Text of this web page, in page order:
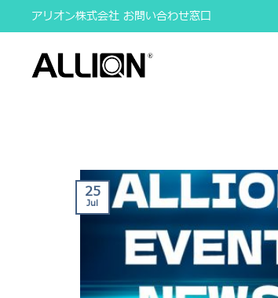
to
content
アリオン株式会社 お問い合わせ窓口
25
Jul